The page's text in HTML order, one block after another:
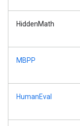
HiddenMath
MBPP
HumanEval